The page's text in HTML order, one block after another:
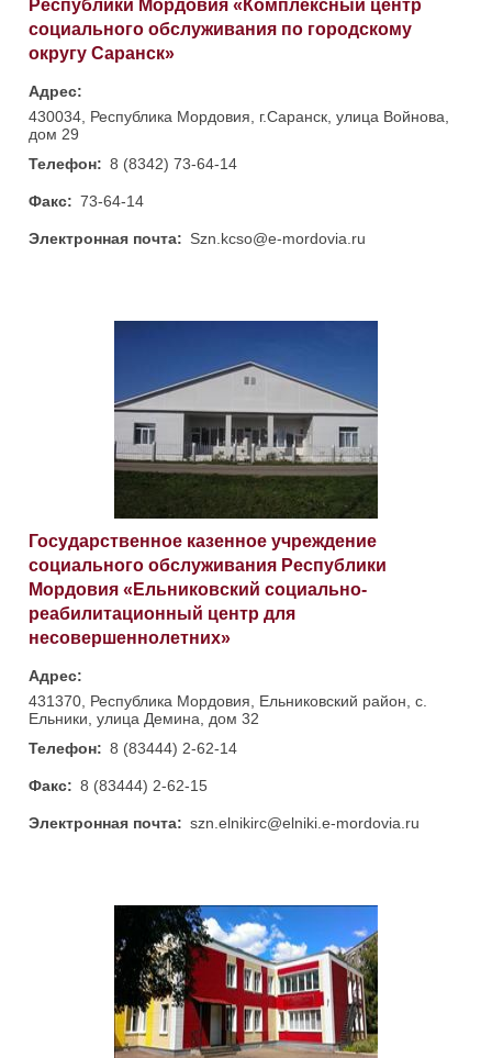
Республики Мордовия «Комплексный центр
социального обслуживания по городскому
округу Саранск»
Адрес:
430034, Республика Мордовия, г.Саранск, улица Войнова,
дом 29
Телефон: 8 (8342) 73-64-14
Факс: 73-64-14
Электронная почта: Szn.kcso@e-mordovia.ru
Государственное казенное учреждение
социального обслуживания Республики
Мордовия «Ельниковский социально-
реабилитационный центр для
несовершеннолетних»
Адрес:
431370, Республика Мордовия, Ельниковский район, с.
Ельники, улица Демина, дом 32
Телефон: 8 (83444) 2-62-14
Факс: 8 (83444) 2-62-15
Электронная почта: szn.elnikirc@elniki.e-mordovia.ru